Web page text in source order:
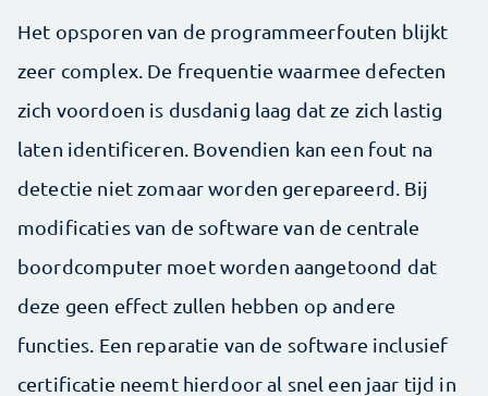
Het opsporen van de programmeerfouten blijkt
zeer complex. De frequentie waarmee defecten
zich voordoen is dusdanig laag dat ze zich lastig
laten identificeren. Bovendien kan een fout na
detectie niet zomaar worden gerepareerd. Bij
modificaties van de software van de centrale
boordcomputer moet worden aangetoond dat
deze geen effect zullen hebben op andere
functies. Een reparatie van de software inclusief
certificatie neemt hierdoor al snel een jaar tijd in